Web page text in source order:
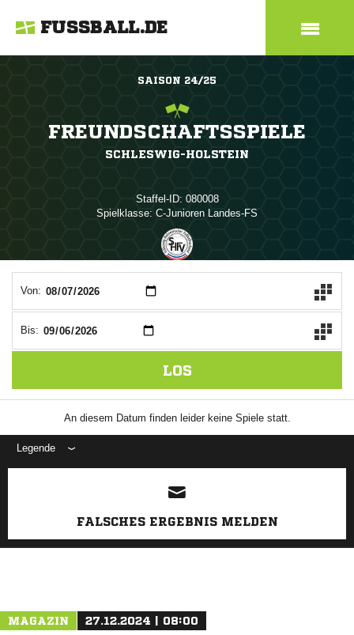
FUSSBALL.DE
SAISON 24/25
FREUNDSCHAFTSSPIELE
SCHLESWIG-HOLSTEIN
Staffel-ID: 080008
Spielklasse: C-Junioren Landes-FS
Von:
Bis:
LOS
An diesem Datum finden leider keine Spiele statt.
Legende
FALSCHES ERGEBNIS MELDEN
MAGAZIN 27.12.2024 | 08:00